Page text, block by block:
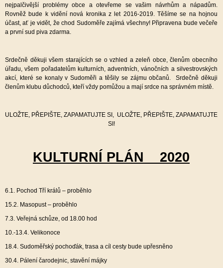
nejpalčivější problémy obce a otevřeme se vašim návrhům a nápadům.
Rovněž bude k vidění nová kronika z let 2016-2019. Těšíme se na hojnou
účast, ať je vidět, že chod Sudoměře zajímá všechny! Připravena bude večeře
a první sud piva zdarma.
Srdečně děkuji všem starajících se o vzhled a zeleň obce, členům obecního
úřadu, všem pořadatelům kulturních, adventních, vánočních a silvestrovských
akcí, které se konaly v Sudoměři a těšily se zájmu občanů. Srdečně děkuji
členům klubu důchodců, kteří vždy pomůžou a mají srdce na správném místě.
ULOŽTE, PŘEPIŠTE, ZAPAMATUJTE SI, ULOŽTE, PŘEPIŠTE, ZAPAMATUJTE
SI!
KULTURNÍ PLÁN 2020
6.1. Pochod Tří králů – proběhlo
15.2. Masopust – proběhlo
7.3. Veřejná schůze, od 18.00 hod
10.-13.4. Velikonoce
18.4. Sudoměřský pochoďák, trasa a cíl cesty bude upřesněno
30.4. Pálení čarodejnic, stavění májky